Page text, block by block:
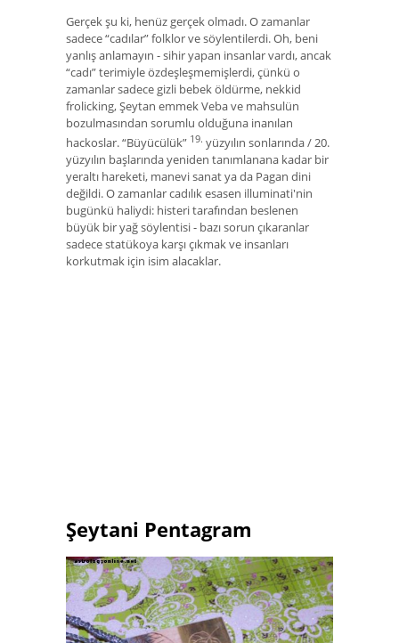
Gerçek şu ki, henüz gerçek olmadı. O zamanlar
sadece “cadılar” folklor ve söylentilerdi. Oh, beni
yanlış anlamayın - sihir yapan insanlar vardı, ancak
“cadı” terimiyle özdeşleşmemişlerdi, çünkü o
zamanlar sadece gizli bebek öldürme, nekkid
frolicking, Şeytan emmek Veba ve mahsulün
bozulmasından sorumlu olduğuna inanılan
hackoslar. “Büyücülük” 19. yüzyılın sonlarında / 20.
yüzyılın başlarında yeniden tanımlanana kadar bir
yeraltı hareketi, manevi sanat ya da Pagan dini
değildi. O zamanlar cadılık esasen illuminati'nin
bugünkü haliydi: histeri tarafından beslenen
büyük bir yağ söylentisi - bazı sorun çıkaranlar
sadece statükoya karşı çıkmak ve insanları
korkutmak için isim alacaklar.
Şeytani Pentagram